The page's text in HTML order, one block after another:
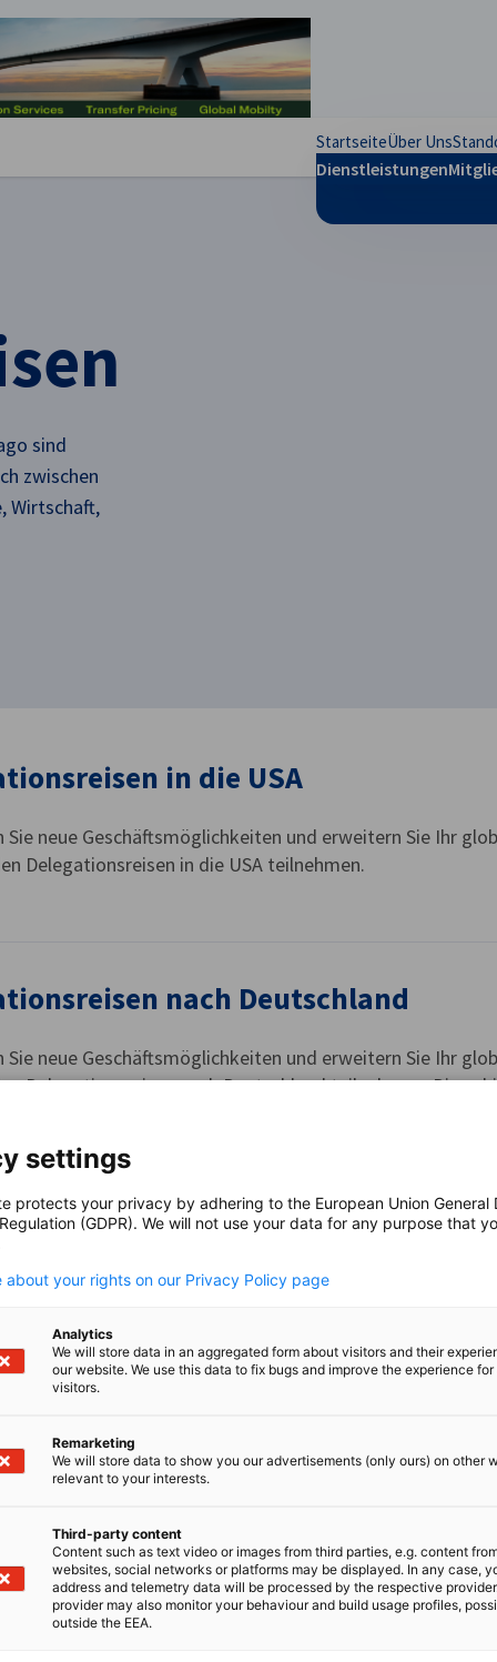
StartseiteÜber Uns
Dienstleistungen
schließen
sind
zwischen
Wirtschaft,
in die USA
Sie neue Geschäftsmöglichkeiten und erweitern Sie Ihr
Delegationsreisen in die USA teilnehmen.
nach Deutschland
Sie neue Geschäftsmöglichkeiten und erweitern Sie Ihr
Delegationsreisen nach Deutschland teilnehmen. Diese
und Networking-Möglichkeiten...
und Energiepartnerschaft
(AHK) in den USA unterstützen
adelphi sowie der Renewables Academy (RENAC)
(BMWK) bei der Durchführung...
Delegationen & Programme in 2026
Sie sich über unsere bevorstehenden Delegationen und
Flyer herunter.
settings
protects your privacy by adhering to the European Union General
(GDPR). We will not use your data for any purpose that
about your rights on our Privacy Policy page
Analytics
We will store data in an aggregated form about visitors and their
our website. We use this data to fix bugs and improve the experience for
visitors.
Remarketing
We will store data to show you our advertisements (only ours) on other
relevant to your interests.
Third-party content
Content such as text video or images from third parties, e.g. content
websites, social networks or platforms may be displayed. In any case,
address and telemetry data will be processed by the respective
provider may also monitor your behaviour and build usage profiles,
outside the EEA.